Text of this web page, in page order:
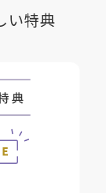
い特典